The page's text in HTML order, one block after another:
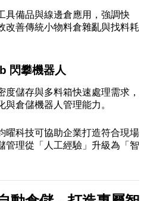
具備品與線邊倉應用，強調快
改善傳統小物料倉雜亂與找料耗
閃攀機器人
儲存與多料箱快速處理需求，
倉儲機器人管理能力。
曜科技可協助企業打造符合現場
管理從「人工經驗」升級為「智